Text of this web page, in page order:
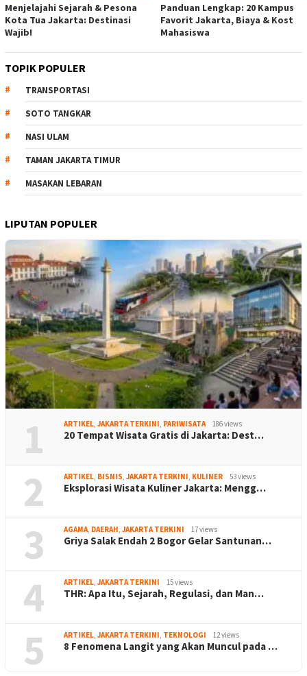
Menjelajahi Sejarah & Pesona
Kota Tua Jakarta: Destinasi
Wajib!
Panduan Lengkap: 20 Kampus
Favorit Jakarta, Biaya & Kost
Mahasiswa
TOPIK POPULER
TRANSPORTASI
SOTO TANGKAR
NASI ULAM
TAMAN JAKARTA TIMUR
MASAKAN LEBARAN
LIPUTAN POPULER
1 ARTIKEL, JAKARTA TERKINI, PARIWISATA 186 views
20 Tempat Wisata Gratis di Jakarta: Dest…
2 ARTIKEL, BISNIS, JAKARTA TERKINI, KULINER 53 views
Eksplorasi Wisata Kuliner Jakarta: Mengg…
3 AGAMA, DAERAH, JAKARTA TERKINI 17 views
Griya Salak Endah 2 Bogor Gelar Santunan…
4 ARTIKEL, JAKARTA TERKINI 15 views
THR: Apa Itu, Sejarah, Regulasi, dan Man…
5 ARTIKEL, JAKARTA TERKINI, TEKNOLOGI 12 views
8 Fenomena Langit yang Akan Muncul pada …